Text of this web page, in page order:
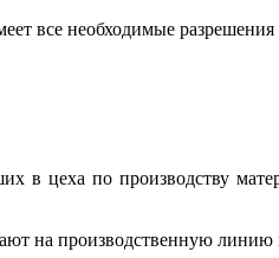
все необходимые
в цеха по производству
на производственную линию